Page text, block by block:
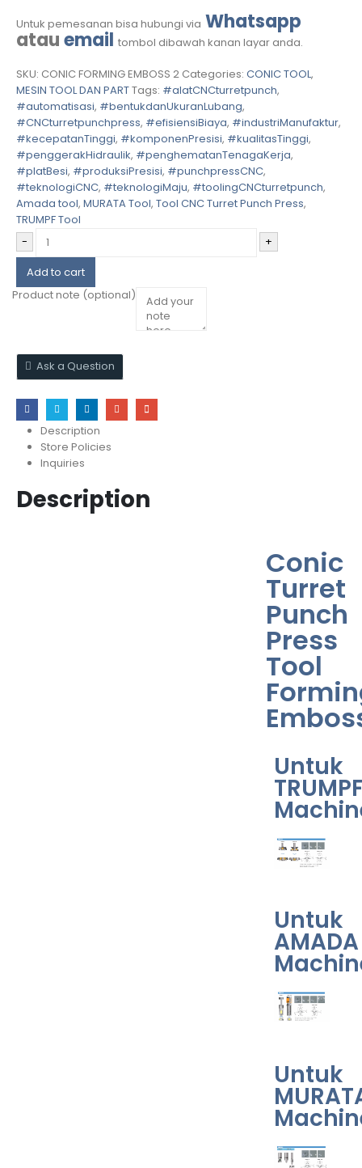
Untuk pemesanan bisa hubungi via Whatsapp
atauemail tombol dibawah kanan layar anda.
SKU: CONIC FORMING EMBOSS 2 Categories: CONIC TOOL,
MESIN TOOL DAN PARTTags: #alatCNCturretpunch,
#automatisasi, #bentukdanUkuranLubang,
#CNCturretpunchpress, #efisiensiBiaya, #industriManufaktur,
#kecepatanTinggi, #komponenPresisi, #kualitasTinggi,
#penggerakHidraulik, #penghematanTenagaKerja,
#platBesi, #produksiPresisi, #punchpressCNC,
#teknologiCNC, #teknologiMaju, #toolingCNCturretpunch,
Amada tool, MURATA Tool, Tool CNC Turret Punch Press,
TRUMPF Tool
-
+
Add to cart
Product note (optional)
Ask a Question
Description
Store Policies
Inquiries
Description
Conic
Turret
Punch
Press
Tool
Untuk
Untuk
AMADA
Untuk